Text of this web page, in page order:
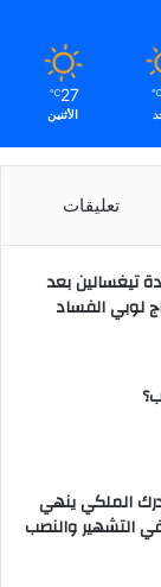
℃
27
℃
الأثنين
تعليقات
تيغسالين بعد
لوبي الفساد
الملكي ينهي
التشهير والنصب